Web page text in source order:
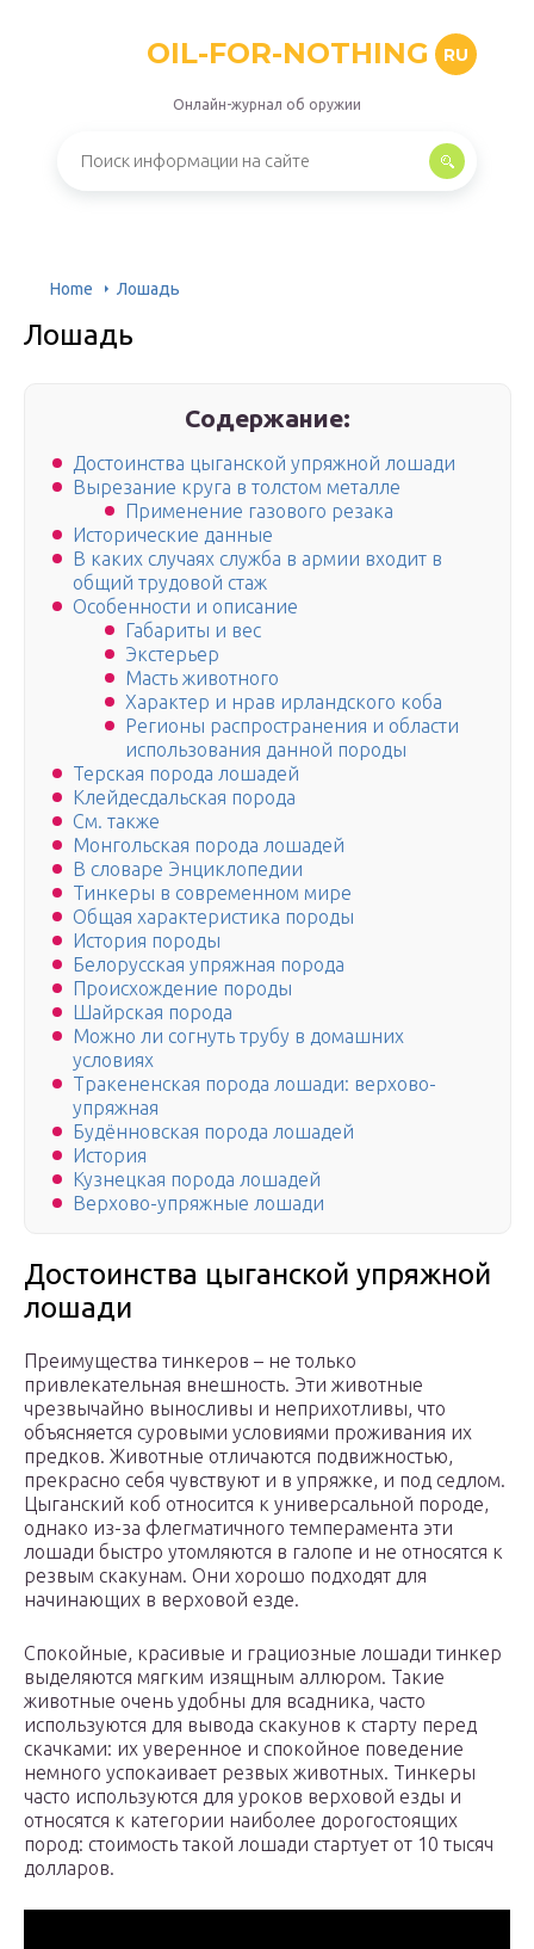
OIL-FOR-NOTHING RU
Онлайн-журнал об оружии
Home Лошадь
Лошадь
Содержание:
Достоинства цыганской упряжной лошади
Вырезание круга в толстом металле
Применение газового резака
Исторические данные
В каких случаях служба в армии входит в
общий трудовой стаж
Особенности и описание
Габариты и вес
Экстерьер
Масть животного
Характер и нрав ирландского коба
Регионы распространения и области
использования данной породы
Терская порода лошадей
Клейдесдальская порода
См. также
Монгольская порода лошадей
В словаре Энциклопедии
Тинкеры в современном мире
Общая характеристика породы
История породы
Белорусская упряжная порода
Происхождение породы
Шайрская порода
Можно ли согнуть трубу в домашних
условиях
Тракененская порода лошади: верхово-
упряжная
Будённовская порода лошадей
История
Кузнецкая порода лошадей
Верхово-упряжные лошади
Достоинства цыганской упряжной
лошади
Преимущества тинкеров – не только
привлекательная внешность. Эти животные
чрезвычайно выносливы и неприхотливы, что
объясняется суровыми условиями проживания их
предков. Животные отличаются подвижностью,
прекрасно себя чувствуют и в упряжке, и под седлом.
Цыганский коб относится к универсальной породе,
однако из-за флегматичного темперамента эти
лошади быстро утомляются в галопе и не относятся к
резвым скакунам. Они хорошо подходят для
начинающих в верховой езде.
Спокойные, красивые и грациозные лошади тинкер
выделяются мягким изящным аллюром. Такие
животные очень удобны для всадника, часто
используются для вывода скакунов к старту перед
скачками: их уверенное и спокойное поведение
немного успокаивает резвых животных. Тинкеры
часто используются для уроков верховой езды и
относятся к категории наиболее дорогостоящих
пород: стоимость такой лошади стартует от 10 тысяч
долларов.